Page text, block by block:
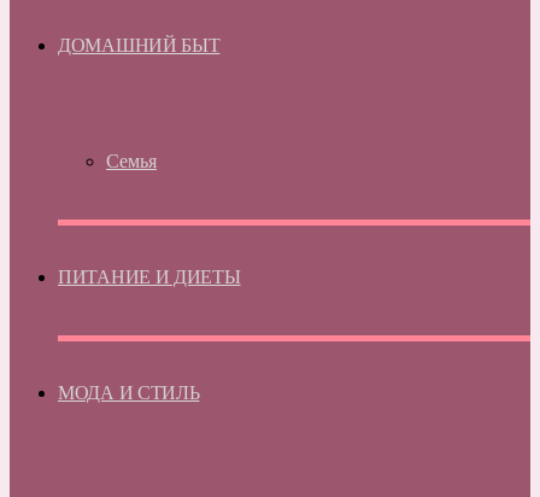
ДОМАШНИЙ БЫТ
Семья
ПИТАНИЕ И ДИЕТЫ
МОДА И СТИЛЬ